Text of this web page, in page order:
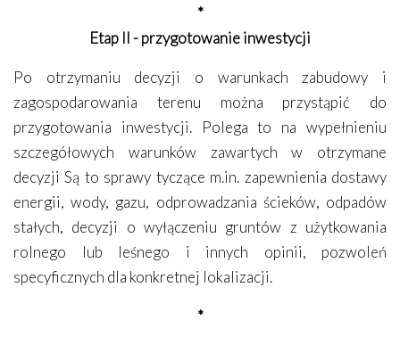
*
Etap II - przygotowanie inwestycji
Po otrzymaniu decyzji o warunkach zabudowy i
zagospodarowania terenu można przystąpić do
przygotowania inwestycji. Polega to na wypełnieniu
szczegółowych warunków zawartych w otrzymane
decyzji Są to sprawy tyczące m.in. zapewnienia dostawy
energii, wody, gazu, odprowadzania ścieków, odpadów
stałych, decyzji o wyłączeniu gruntów z użytkowania
rolnego lub leśnego i innych opinii, pozwoleń
specyficznych dla konkretnej lokalizacji.
*